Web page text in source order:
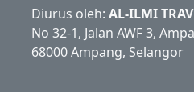
Diurus oleh: AL-ILMI
No 32-1, Jalan AWF 3,
68000 Ampang, Selangor